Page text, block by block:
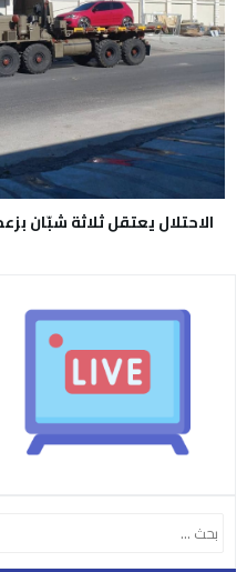
الاحتلال يعتقل ثلاثة شبّان